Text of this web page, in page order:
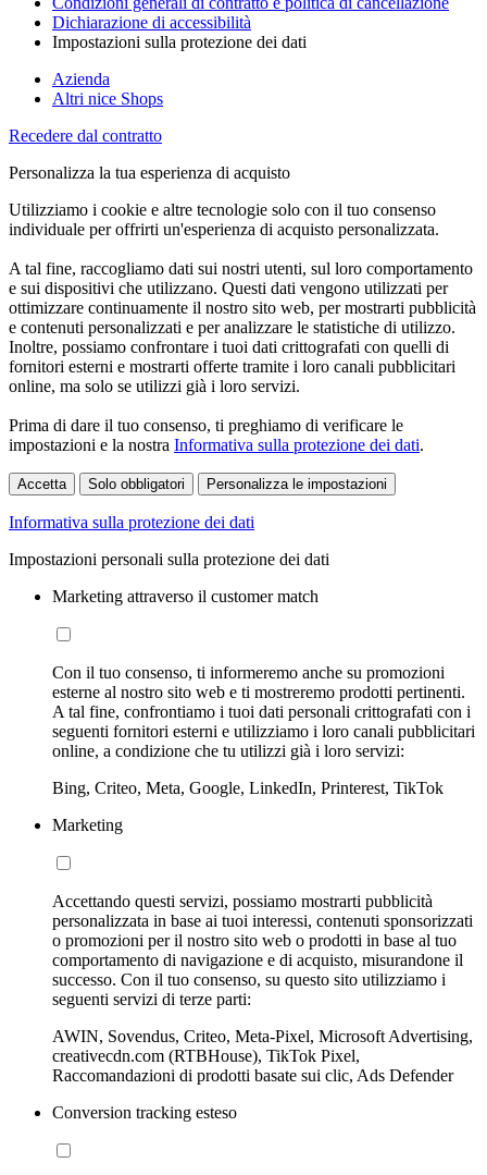
Dichiarazione di accessibilità
Impostazioni sulla protezione dei dati
Azienda
Altri nice Shops
Recedere dal contratto
Personalizza la tua esperienza di acquisto
Utilizziamo i cookie e altre tecnologie solo con il tuo consenso
individuale per offrirti un'esperienza di acquisto personalizzata.
A tal fine, raccogliamo dati sui nostri utenti, sul loro comportamento
e sui dispositivi che utilizzano. Questi dati vengono utilizzati per
ottimizzare continuamente il nostro sito web, per mostrarti pubblicità
e contenuti personalizzati e per analizzare le statistiche di utilizzo.
Inoltre, possiamo confrontare i tuoi dati crittografati con quelli di
fornitori esterni e mostrarti offerte tramite i loro canali pubblicitari
online, ma solo se utilizzi già i loro servizi.
Prima di dare il tuo consenso, ti preghiamo di verificare le
impostazioni e la nostra Informativa sulla protezione dei dati.
Accetta Solo obbligatori Personalizza le impostazioni
Informativa sulla protezione dei dati
Impostazioni personali sulla protezione dei dati
Marketing attraverso il customer match
Con il tuo consenso, ti informeremo anche su promozioni
esterne al nostro sito web e ti mostreremo prodotti pertinenti.
A tal fine, confrontiamo i tuoi dati personali crittografati con i
seguenti fornitori esterni e utilizziamo i loro canali pubblicitari
online, a condizione che tu utilizzi già i loro servizi:
Bing, Criteo, Meta, Google, LinkedIn, Printerest, TikTok
Marketing
Accettando questi servizi, possiamo mostrarti pubblicità
personalizzata in base ai tuoi interessi, contenuti sponsorizzati
o promozioni per il nostro sito web o prodotti in base al tuo
comportamento di navigazione e di acquisto, misurandone il
successo. Con il tuo consenso, su questo sito utilizziamo i
seguenti servizi di terze parti:
AWIN, Sovendus, Criteo, Meta-Pixel, Microsoft Advertising,
creativecdn.com (RTBHouse), TikTok Pixel,
Raccomandazioni di prodotti basate sui clic, Ads Defender
Conversion tracking esteso